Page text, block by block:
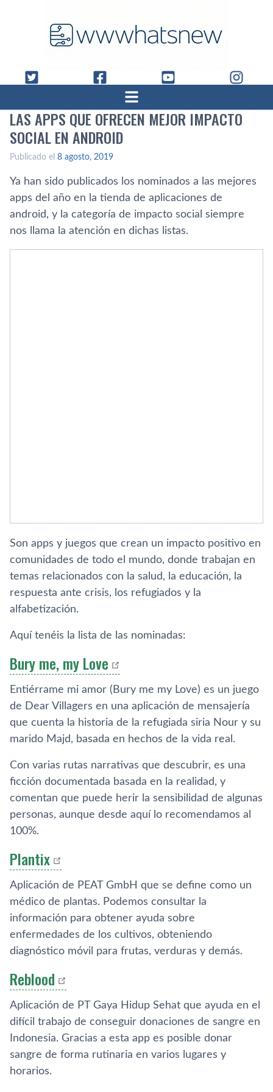
LAS APPS QUE OFRECEN MEJOR IMPACTO
SOCIAL EN ANDROID
Publicado el 8 agosto, 2019
Ya han sido publicados los nominados a las mejores
apps del año en la tienda de aplicaciones de
android, y la categoría de impacto social siempre
nos llama la atención en dichas listas.
Son apps y juegos que crean un impacto positivo en
comunidades de todo el mundo, donde trabajan en
temas relacionados con la salud, la educación, la
respuesta ante crisis, los refugiados y la
alfabetización.
Aquí tenéis la lista de las nominadas:
Bury me, my Love
Entiérrame mi amor (Bury me my Love) es un juego
de Dear Villagers en una aplicación de mensajería
que cuenta la historia de la refugiada siria Nour y su
marido Majd, basada en hechos de la vida real.
Con varias rutas narrativas que descubrir, es una
ficción documentada basada en la realidad, y
comentan que puede herir la sensibilidad de algunas
personas, aunque desde aquí lo recomendamos al
100%.
Plantix
Aplicación de PEAT GmbH que se define como un
médico de plantas. Podemos consultar la
información para obtener ayuda sobre
enfermedades de los cultivos, obteniendo
diagnóstico móvil para frutas, verduras y demás.
Reblood
Aplicación de PT Gaya Hidup Sehat que ayuda en el
difícil trabajo de conseguir donaciones de sangre en
Indonesia. Gracias a esta app es posible donar
sangre de forma rutinaria en varios lugares y
horarios.